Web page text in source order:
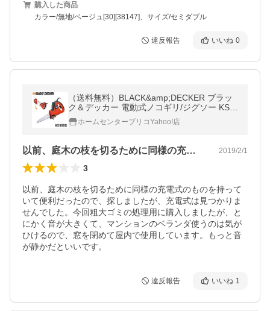
購入した商品
カラー/無地/ベージュ[30][38147]、サイズ/セミダブル
違反報告 いいね 0
（送料無料）BLACK&amp;DECKER ブラッ
ク＆デッカー 電動式ノコギリ/ジグソー KS9
00G 4536178690003
ホームセンターブリコYahoo!店
以前、庭木の枝を切るために同様の充電式… 2019/2/1
3
以前、庭木の枝を切るために同様の充電式のものを持って
いて便利だったので、探しましたが、充電式は見つかりま
せんでした。今回粗大ゴミの処理用に購入しましたが、と
にかく音が大きくて、マンションのベランダ使うのは気が
ひけるので、窓を閉めて屋内で使用しています。もっと音
が静かだといいです。
違反報告 いいね 1